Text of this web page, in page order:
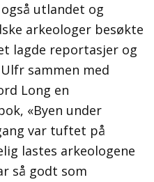
utlandet og
arkeologer besøkte
lagde reportasjer og
sammen med
Long en
«Byen under
var tuftet på
lastes arkeologene
så godt som